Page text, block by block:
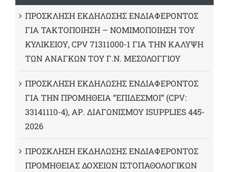
ΠΡΟΣΚΛΗΣΗ ΕΚΔΗΛΩΣΗΣ ΕΝΔΙΑΦΕΡΟΝΤΟΣ
ΓΙΑ ΤΑΚΤΟΠΟΙΗΣΗ – ΝΟΜΙΜΟΠΟΙΗΣΗ ΤΟΥ
ΚΥΛΙΚΕΙΟΥ, CPV 71311000-1 ΓΙΑ ΤΗΝ ΚΑΛΥΨΗ
ΤΩΝ ΑΝΑΓΚΩΝ ΤΟΥ Γ.Ν. ΜΕΣΟΛΟΓΓΙΟΥ
ΠΡΟΣΚΛΗΣΗ ΕΚΔΗΛΩΣΗΣ ΕΝΔΙΑΦΕΡΟΝΤΟΣ
ΓΙΑ ΤΗΝ ΠΡΟΜΗΘΕΙΑ “ΕΠΙΔΕΣΜΟΙ” (CPV:
33141110-4), ΑΡ. ΔΙΑΓΩΝΙΣΜΟΥ ISUPPLIES 445-
2026
ΠΡΟΣΚΛΗΣΗ ΕΚΔΗΛΩΣΗΣ ΕΝΔΙΑΦΕΡΟΝΤΟΣ
ΠΡΟΜΗΘΕΙΑΣ ΔΟΧΕΙΩΝ ΙΣΤΟΠΑΘΟΛΟΓΙΚΩΝ